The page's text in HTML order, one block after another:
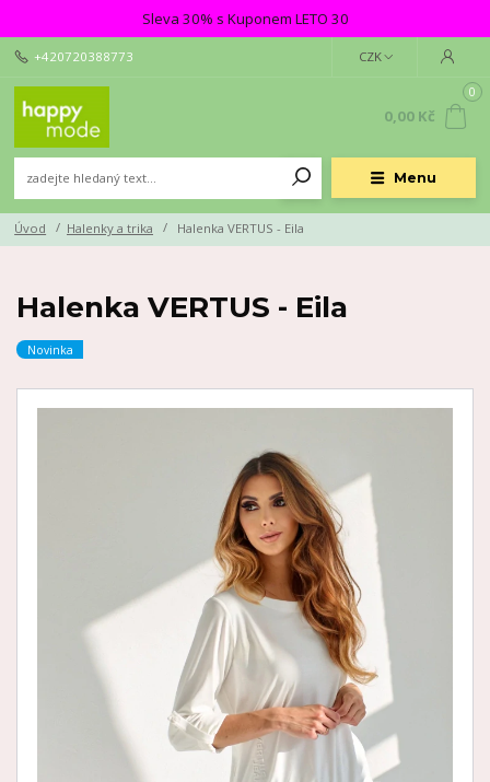
Sleva 30% s Kuponem LETO 30
Menu
CZK
+420720388773
0
0,00 Kč
Úvod Halenky a trika Halenka VERTUS - Eila
Halenka VERTUS - Eila
Novinka